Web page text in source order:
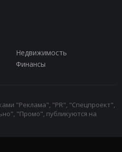
Недвижимость
Финансы
"Реклама", "PR", "Спецпроект",
"Промо", публикуются на